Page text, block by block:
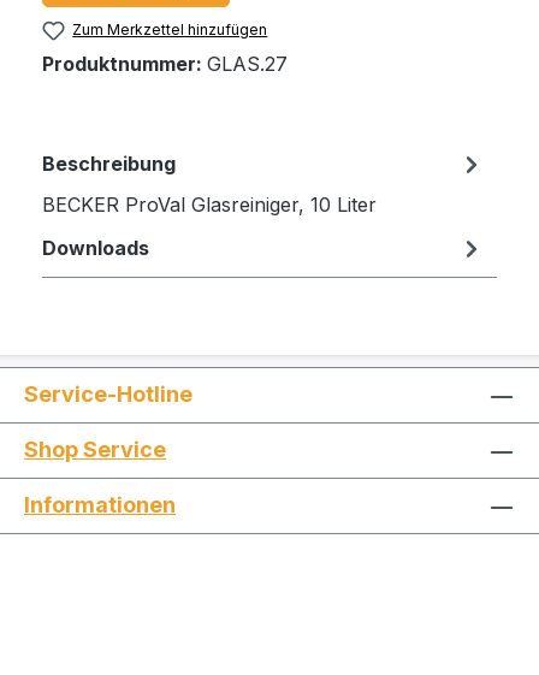
Zum Merkzettel hinzufügen
Produktnummer: GLAS.27
Beschreibung
BECKER ProVal Glasreiniger, 10 Liter
Downloads
Service-Hotline
Shop Service
Informationen